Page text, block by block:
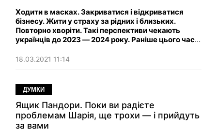
Ходити в масках. Закриватися і відкриватися
бізнесу. Жити у страху за рідних і близьких.
Повторно хворіти. Такі перспективи чекають
українців до 2023 — 2024 року. Раніше цього часу
вийде.
18.03.2021 11:14
ДУМКИ
Ящик Пандори. Поки ви радієте
проблемам Шарія, ще трохи — і прийдуть
за вами